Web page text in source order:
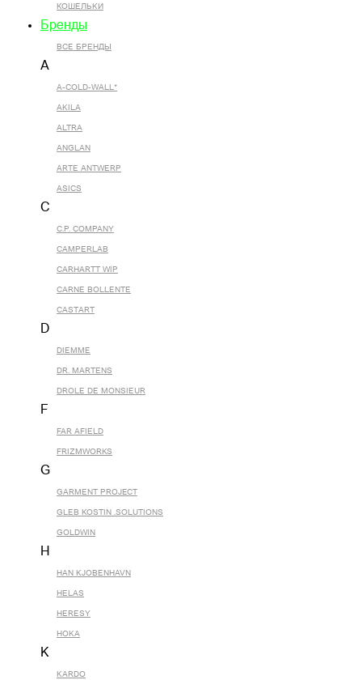
КОШЕЛЬКИ
Бренды
ВСЕ БРЕНДЫ
A
A-COLD-WALL*
AKILA
ALTRA
ANGLAN
ARTE ANTWERP
ASICS
C
C.P. COMPANY
CAMPERLAB
CARHARTT WIP
CARNE BOLLENTE
CASTART
D
DIEMME
DR. MARTENS
DROLE DE MONSIEUR
F
FAR AFIELD
FRIZMWORKS
G
GARMENT PROJECT
GLEB KOSTIN .SOLUTIONS
GOLDWIN
H
HAN KJOBENHAVN
HELAS
HERESY
HOKA
K
KARDO